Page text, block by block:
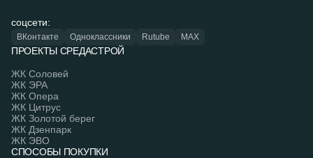
соцсети:
ВКонтакте Одноклассники Rutube MAX
ПРОЕКТЫ СРЕДАСТРОЙ
ЖК Соловей
ЖК ЭРА
ЖК Опера
ЖК Цитрус
ЖК Золотой берег
ЖК Дзенпарк
ЖК ЭВО
СПОСОБЫ ПОКУПКИ